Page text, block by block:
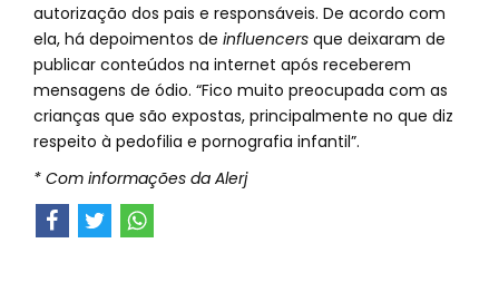
autorização dos pais e responsáveis. De acordo com
ela, há depoimentos de influencers que deixaram de
publicar conteúdos na internet após receberem
mensagens de ódio. “Fico muito preocupada com as
crianças que são expostas, principalmente no que diz
respeito à pedofilia e pornografia infantil”.
* Com informações da Alerj